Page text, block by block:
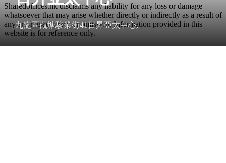
九龍區觀塘駿業街41日昇亞太中心,
Sharedoffices.hk disclaims any liability for any loss or damage
whatsoever that may arise whether directly or indirectly as a result of
any error, inaccuracy or omission. Information provided in this
website is for reference only.